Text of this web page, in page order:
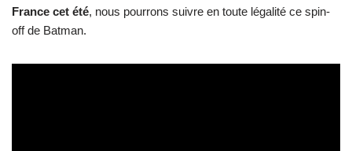
France cet été, nous pourrons suivre en toute légalité ce spin-
off de Batman.